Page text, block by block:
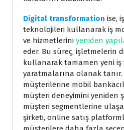
Digital transformation ise,
teknolojileri kullanarak iş
ve hizmetlerini yeniden
eder. Bu süreç, işletmelerin
kullanarak tamamen yeni iş
yaratmalarına olanak
müşterilerine mobil
müşteri deneyimini yeniden
müşteri segmentlerine
şirketi, online satış